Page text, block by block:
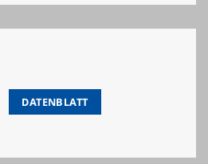
DATENBLATT